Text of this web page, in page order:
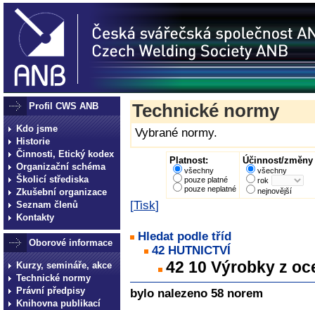
Profil CWS ANB
Kdo jsme
Historie
Činnosti, Etický kodex
Organizační schéma
Školicí střediska
Zkušební organizace
Seznam členů
Kontakty
Oborové informace
Kurzy, semináře, akce
Technické normy
Právní předpisy
Knihovna publikací
Technické normy
Vybrané normy.
Platnost:
všechny
pouze platné
pouze neplatné
Účinnost/změny
všechny
rok
nejnovější
[Tisk]
Hledat podle tříd
42 HUTNICTVÍ
42 10 Výrobky z
bylo nalezeno 58 norem